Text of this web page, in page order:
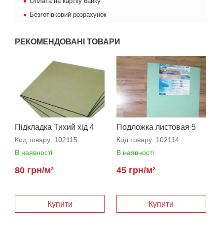
Безготівковий розрахунок
РЕКОМЕНДОВАНІ ТОВАРИ
Підкладка Тихий хід 4
мм
Код товару: 102115
В наявності
80 грн/м²
Купити
Подложка листовая 5
мм
Код товару: 102114
В наявності
45 грн/м²
Купити